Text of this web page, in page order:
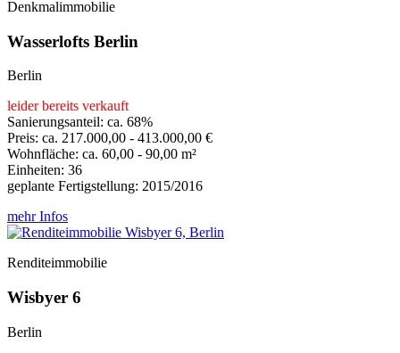
Denkmalimmobilie
Wasserlofts Berlin
Berlin
leider bereits verkauft
Sanierungsanteil: ca. 68%
Preis: ca. 217.000,00 - 413.000,00 €
Wohnfläche: ca. 60,00 - 90,00 m²
Einheiten: 36
geplante Fertigstellung: 2015/2016
mehr Infos
Renditeimmobilie
Wisbyer 6
Berlin